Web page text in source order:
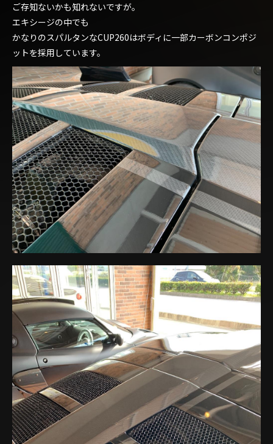
ご存知ないかも知れないですが。
エキシージの中でも
かなりのスパルタンなCUP260はボディに一部カーボンコンポジ
ットを採用しています。